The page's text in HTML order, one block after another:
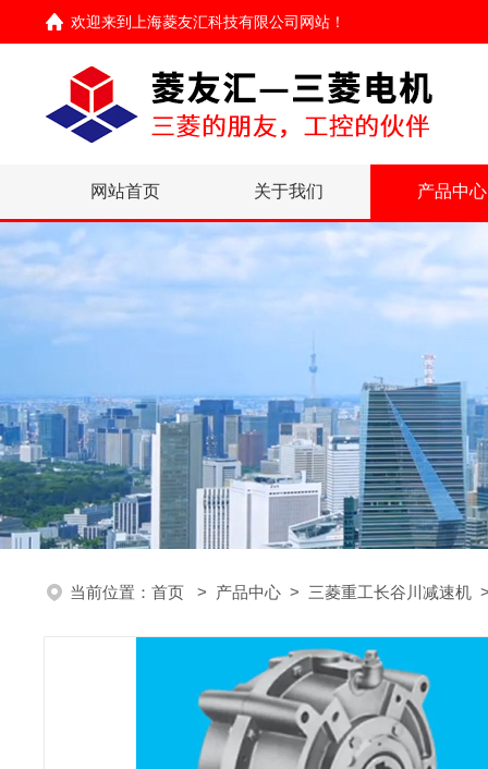
欢迎来到 上海菱友汇科技有限公司网站 ！
网站首页 关于我们 产品中心
当前位置： 首页 > 产品中心 > 三菱重工长谷川减速机